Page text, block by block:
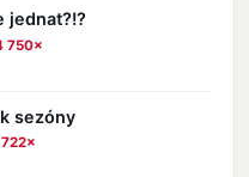
jednat?!?
750×
sezóny